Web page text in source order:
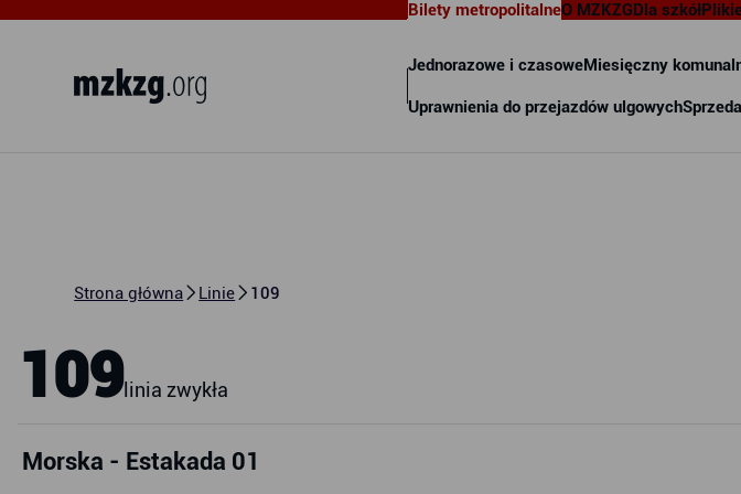
Bilety metropolitalne
Jednorazowe i czasoweMiesięczny
Uprawnienia do przejazdów ulgowych
O MZKZGDla szkółPliki
Strona główna Linie 109
109 linia zwykła
Morska - Estakada 01